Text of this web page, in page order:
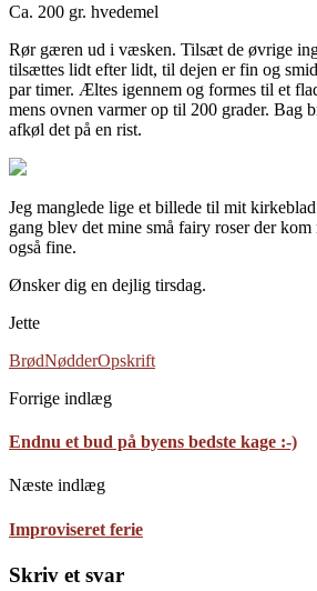
Ca. 200 gr. hvedemel
Rør gæren ud i væsken. Tilsæt de øvrige
tilsættes lidt efter lidt, til dejen er fin og
par timer. Æltes igennem og formes til et
mens ovnen varmer op til 200 grader. Bag
afkøl det på en rist.
Jeg manglede lige et billede til mit
gang blev det mine små fairy roser der
også fine.
Ønsker dig en dejlig tirsdag.
Jette
BrødNødderOpskrift
Forrige indlæg
Endnu et bud på byens bedste kage :-)
Næste indlæg
Improviseret ferie
Skriv et svar